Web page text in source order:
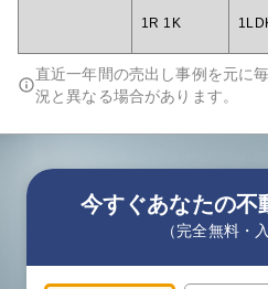
1R 1K
直近一年間の売出し事例を元に
況と異なる場合があります。
今すぐあなたの不
（完全無料・